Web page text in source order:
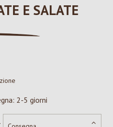
E SALATE
2-5 giorni